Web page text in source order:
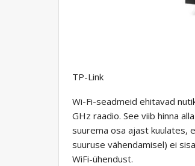
TP-Link
Wi-Fi-seadmeid ehitavad
GHz raadio. See viib hinna
suurema osa ajast kuulates,
suuruse vähendamisel) ei
WiFi-ühendust.